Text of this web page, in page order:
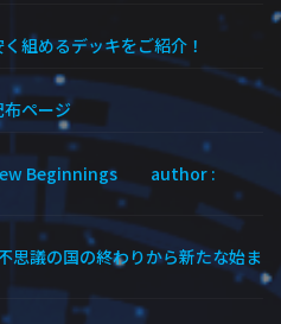
組めるデッキをご紹介！
布ページ
Beginnings author :
議の国の終わりから新たな始ま